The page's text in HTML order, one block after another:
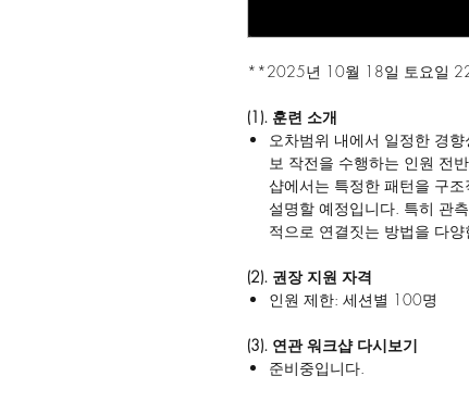
**2025년 10월 18일 토요일
(1). 훈련 소개
오차범위 내에서 일정한 경
보 작전을 수행하는 인원 전
샵에서는 특정한 패턴을 구
설명할 예정입니다. 특히 관
적으로 연결짓는 방법을 다
(2). 권장 지원 자격
인원 제한: 세션별 100명
(3). 연관 워크샵 다시보기
준비중입니다.